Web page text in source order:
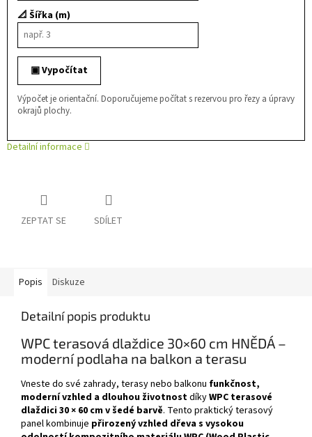
📐 Šířka (m)
▣ Vypočítat
Výpočet je orientační. Doporučujeme počítat s rezervou pro řezy a úpravy
okrajů plochy.
Detailní informace
ZEPTAT SE SDÍLET
Popis Diskuze
Detailní popis produktu
WPC terasová dlaždice 30×60 cm HNĚDÁ –
moderní podlaha na balkon a terasu
Vneste do své zahrady, terasy nebo balkonu funkčnost,
moderní vzhled a dlouhou životnostdíkyWPC terasové
dlaždici 30 × 60 cm v šedé barvě. Tento praktický terasový
panel kombinuje přirozený vzhled dřeva s vysokou